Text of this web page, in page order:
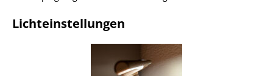
Lichteinstellungen